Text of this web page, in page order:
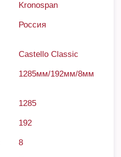
Kronospan
Россия
Castello Classic
1285мм/192мм/8мм
1285
192
8